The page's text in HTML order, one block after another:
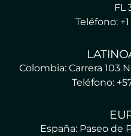
FL
Teléfono:
Colombia: Carrera 103
Teléfono:
España: Paseo de